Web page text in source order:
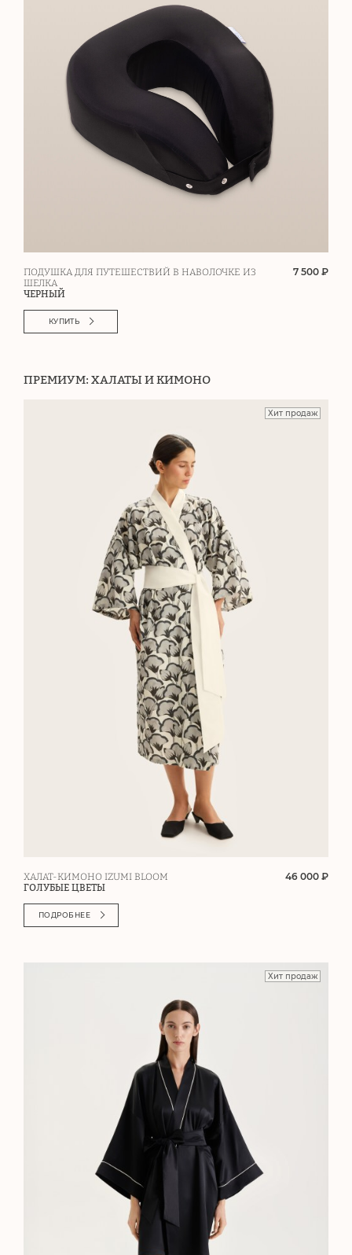
ПОДУШКА ДЛЯ ПУТЕШЕСТВИЙ В НАВОЛОЧКЕ ИЗ
ШЕЛКА
ЧЕРНЫЙ
7 500 ₽
КУПИТЬ
ПРЕМИУМ: ХАЛАТЫ И КИМОНО
Хит продаж
ХАЛАТ-КИМОНО IZUMI BLOOM
ГОЛУБЫЕ ЦВЕТЫ
46 000 ₽
ПОДРОБНЕЕ
Хит продаж